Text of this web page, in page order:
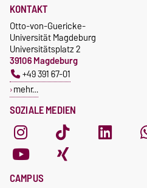
SOZIALE MEDIEN
KONTAKT
Otto-von-Guericke-
Universität Magdeburg
Universitätsplatz 2
39106 Magdeburg
+49 391 67-01
mehr…
CAMPUS